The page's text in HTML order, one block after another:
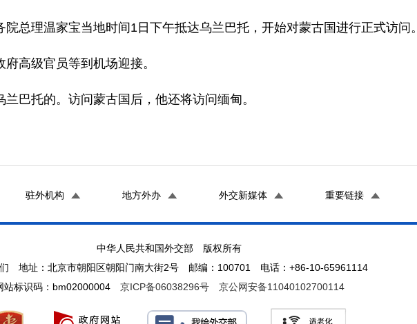
理温家宝当地时间1日下午抵达乌兰巴托，开始对蒙古国进行正式访问。
高级官员等到机场迎接。
托的。访问蒙古国后，他还将访问缅甸。
驻外机构 地方外办 外交新媒体 重要链接
中华人民共和国外交部 版权所有
地址：北京市朝阳区朝阳门南大街2号 邮编：100701 电话：+86-10-65961114
站标识码：bm02000004 京ICP备06038296号 京公网安备11040102700114